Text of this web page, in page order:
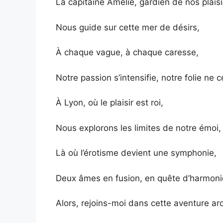
La capitaine Amélie, gardien de nos
Nous guide sur cette mer de désirs,
À chaque vague, à chaque caresse,
Notre passion s’intensifie, notre folie ne
À Lyon, où le plaisir est roi,
Nous explorons les limites de notre émoi,
Là où l’érotisme devient une symphonie,
Deux âmes en fusion, en quête
Alors, rejoins-moi dans cette aventure